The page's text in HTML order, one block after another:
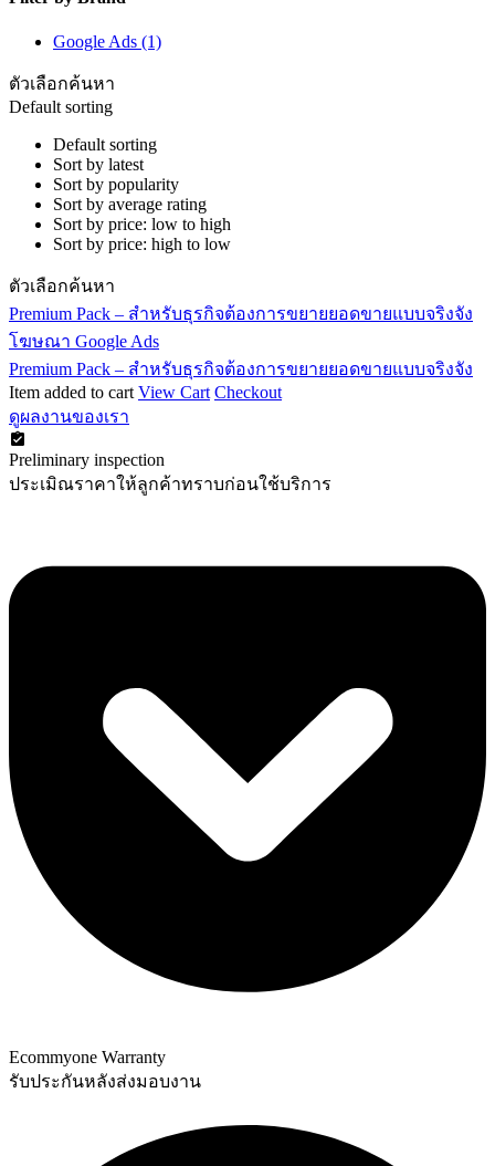
Google Ads (1)
ตัวเลือกค้นหา
Default sorting
Default sorting
Sort by latest
Sort by popularity
Sort by average rating
Sort by price: low to high
Sort by price: high to low
ตัวเลือกค้นหา
Premium Pack – สำหรับธุรกิจต้องการขยายยอดขายแบบจริงจัง
โฆษณา Google Ads
Premium Pack – สำหรับธุรกิจต้องการขยายยอดขายแบบจริงจัง
Item added to cart View Cart Checkout
ดูผลงานของเรา
Preliminary inspection
ประเมิณราคาให้ลูกค้าทราบก่อนใช้บริการ
Ecommyone Warranty
รับประกันหลังส่งมอบงาน